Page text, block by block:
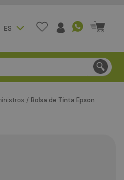
ES
en Bogotá en menos de 3
Bolsa de Tinta Epson